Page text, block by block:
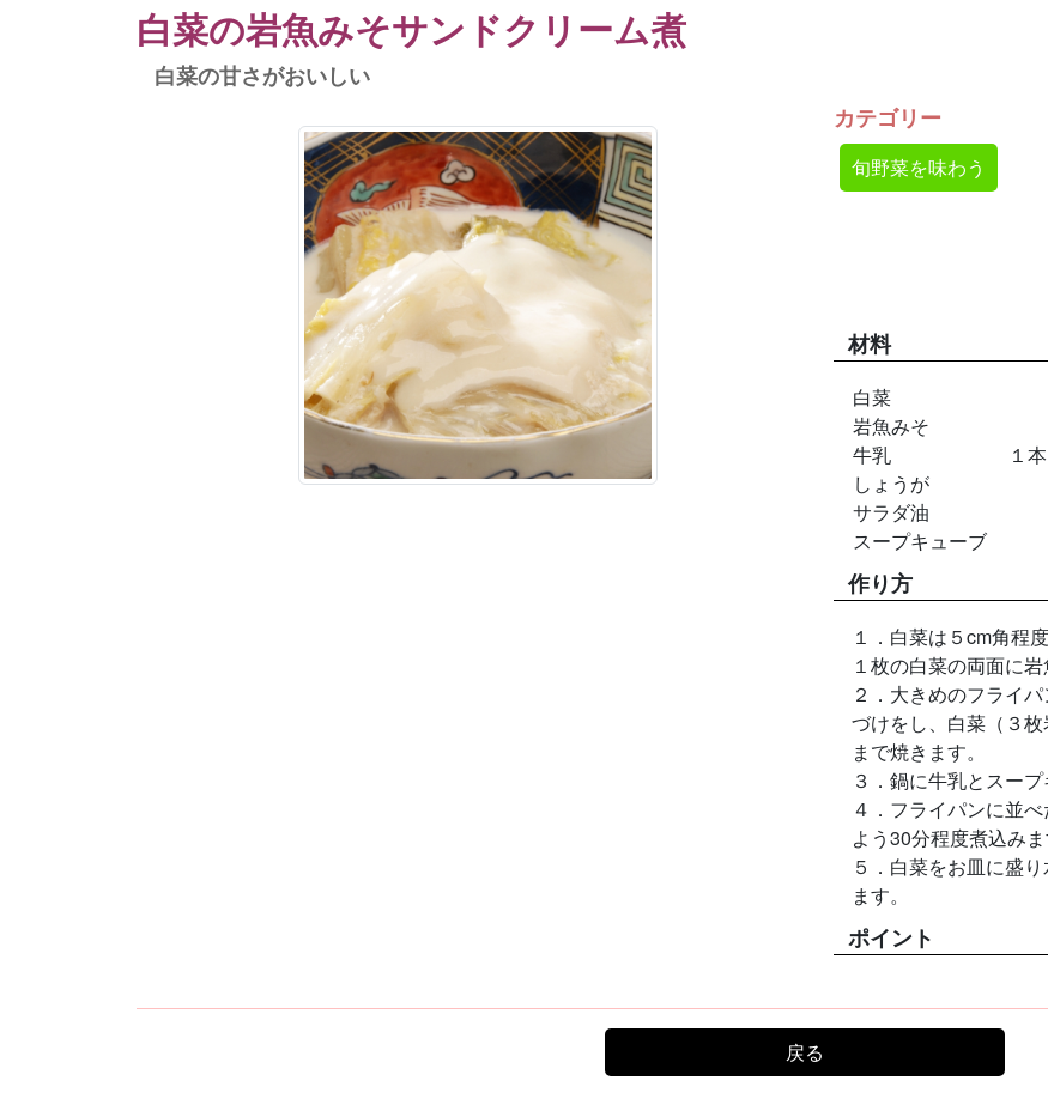
白菜の岩魚みそサンドクリーム煮
白菜の甘さがおいしい
カテゴリー
旬野菜を味わう
材料
白菜
岩魚みそ
牛乳
１
しょうが
サラダ油
スープキューブ
作り方
１．白菜は５cm角程
１枚の白菜の両面に
２．大きめのフライ
づけをし、白菜（３
まで焼きます。
３．鍋に牛乳とスー
４．フライパンに並
よう30分程度煮込みま
５．白菜をお皿に盛
ます。
ポイント
戻る